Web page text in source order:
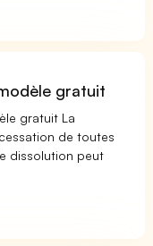
gratuit
gratuit La
de toutes
dissolution peut